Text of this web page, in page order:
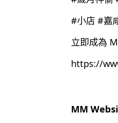
#小店 #嘉
立即成為
https://
MM